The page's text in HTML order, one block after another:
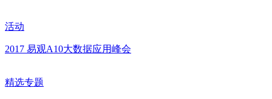
活动
2017 易观A10大数据应用峰会
精选专题